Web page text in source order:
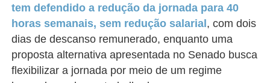
tem defendido a redução da jornada para 40
horas semanais, sem redução salarial , com dois
dias de descanso remunerado, enquanto uma
proposta alternativa apresentada no Senado busca
flexibilizar a jornada por meio de um regime